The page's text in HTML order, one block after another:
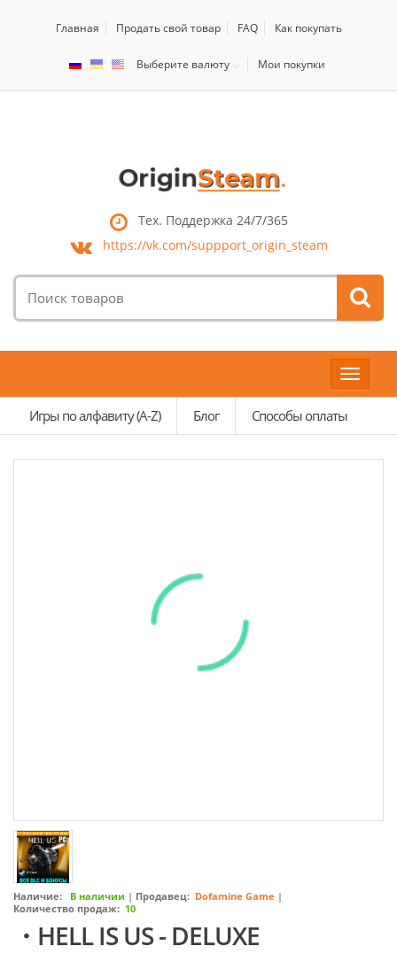
Главная Продать свой товар FAQ Как покупать
Выберите валюту Мои покупки
Тех. Поддержка 24/7/365
https://vk.com/suppport_origin_steam
товаров:
Toggle
Игры по алфавиту (A-Z)
Блог Способы оплаты
Наличие: В наличии | Продавец: Dofamine Game |
Количество продаж: 10
・HELL IS US - DELUXE